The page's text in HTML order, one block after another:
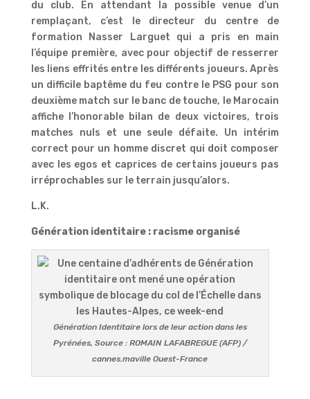
du club. En attendant la possible venue d’un
remplaçant, c’est le directeur du centre de
formation Nasser Larguet qui a pris en main
l’équipe première, avec pour objectif de resserrer
les liens effrités entre les différents joueurs. Après
un difficile baptême du feu contre le PSG pour son
deuxième match sur le banc de touche, le Marocain
affiche l’honorable bilan de deux victoires, trois
matches nuls et une seule défaite. Un intérim
correct pour un homme discret qui doit composer
avec les egos et caprices de certains joueurs pas
irréprochables sur le terrain jusqu’alors.
L.K.
Génération identitaire : racisme organisé
Génération Identitaire lors de leur action dans les
Pyrénées, Source : ROMAIN LAFABREGUE (AFP) /
cannes.maville Ouest-France